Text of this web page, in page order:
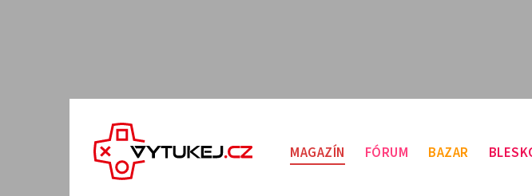
MAGAZÍN FÓRUM BAZAR